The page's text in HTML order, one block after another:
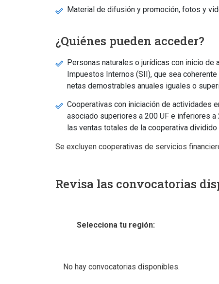
Material de difusión y promoción, fotos y
¿Quiénes pueden acceder?
Personas naturales o jurídicas con inicio
Impuestos Internos (SII), que sea
netas demostrables anuales iguales o
Cooperativas con iniciación de actividades
asociado superiores a 200 UF e inferiores
las ventas totales de la cooperativa
Se excluyen cooperativas de servicios
Revisa las convocatorias